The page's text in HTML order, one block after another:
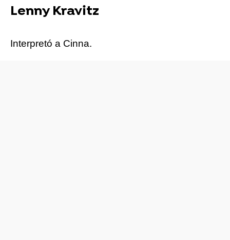
Lenny Kravitz
Interpretó a Cinna.